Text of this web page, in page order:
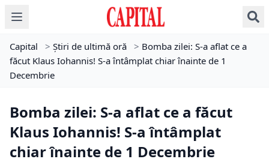
Capital > Știri de ultimă oră > Bomba zilei: S-a aflat ce a
făcut Klaus Iohannis! S-a întâmplat chiar înainte de 1
Decembrie
Bomba zilei: S-a aflat ce a făcut
Klaus Iohannis! S-a întâmplat
chiar înainte de 1 Decembrie